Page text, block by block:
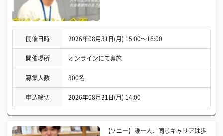
開催日時 2026年08月31日(月) 15:00〜16:00
開催場所 オンラインにて実施
募集人数 300名
申込締切 2026年08月31日(月) 14:00
【ソニー】誰一人、同じキャリアは歩